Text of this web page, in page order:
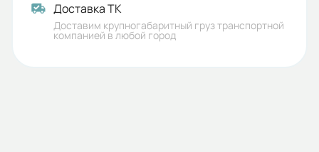
Доставка ТК
Доставим крупногабаритный груз транспортной
компанией в любой город